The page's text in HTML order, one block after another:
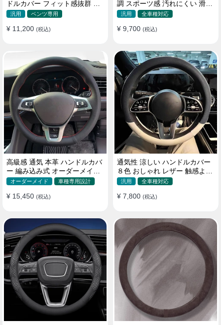
ドルカバー フィット感抜群 お
汎用 ベンツ専用
¥ 11,200 (税込)
調 スポーツ感 汚れにくい 滑り
止め かっこいい 取り付け簡単
汎用 全車種対応
¥ 9,700 (税込)
高級感 通気 本革 ハンドルカバ
ー 編み込み式 オーダーメイド
握り感抜群 操作性アップ
オーダーメイド 車種専用設計
¥ 15,450 (税込)
通気性 涼しい ハンドルカバー
８色 おしゃれ レザー 触感よく
シンブル 落ち着いた気品
汎用 全車種対応
¥ 7,800 (税込)